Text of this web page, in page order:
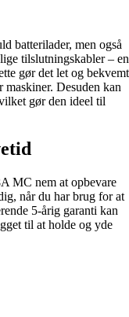
batterilader, men også
tilslutningskabler – en
gør det let og bekvemt
Desuden kan
gør den ideel til
MC nem at opbevare
når du har brug for at
5-årig garanti kan
til at holde og yde